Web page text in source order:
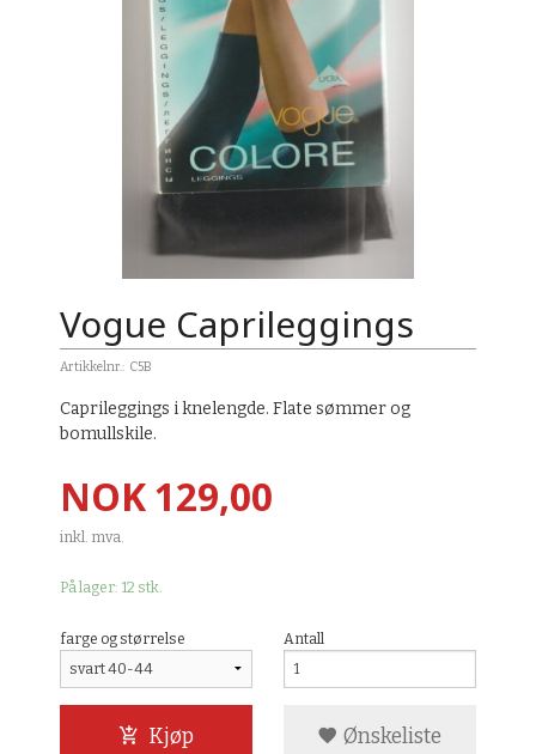
Vogue Caprileggings
Artikkelnr.: C5B
Caprileggings i knelengde. Flate sømmer og
bomullskile.
Pris
NOK129,00
inkl. mva.
På lager: 12 stk.
farge og størrelse Antall
Kjøp Ønskeliste